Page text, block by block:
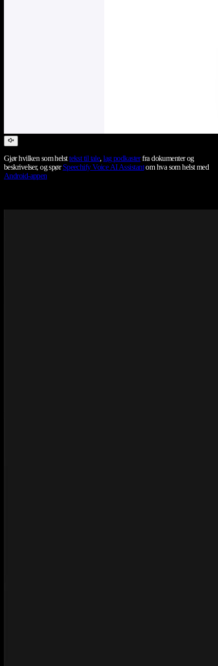
Gjør hvilken som helsttekst til tale,lag podkasterfra dokumenter og
beskrivelser, og spørSpeechify Voice AI Assistantom hva som helst med
Android-appen